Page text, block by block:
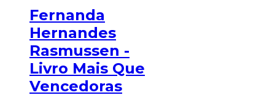
Fernanda
Hernandes
Rasmussen -
Livro Mais Que
Vencedoras